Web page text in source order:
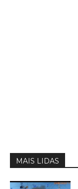
MAIS LIDAS